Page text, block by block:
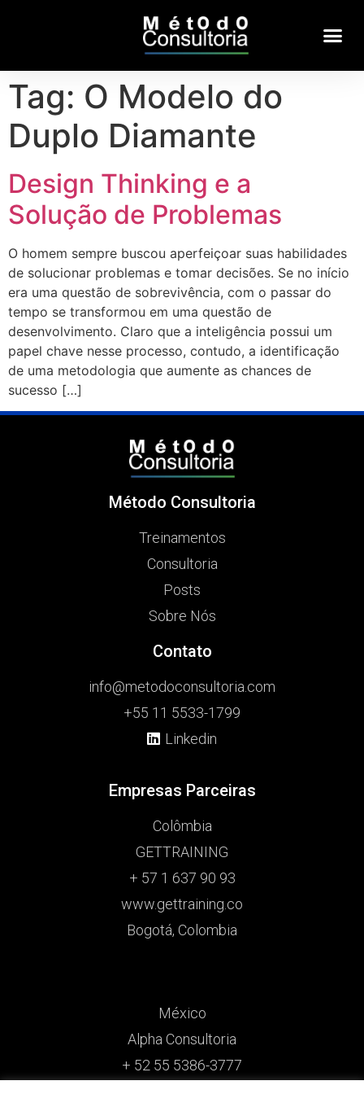
Tag: O Modelo do
Duplo Diamante
Design Thinking e a
Solução de Problemas
O homem sempre buscou aperfeiçoar suas habilidades
de solucionar problemas e tomar decisões. Se no início
era uma questão de sobrevivência, com o passar do
tempo se transformou em uma questão de
desenvolvimento. Claro que a inteligência possui um
papel chave nesse processo, contudo, a identificação
de uma metodologia que aumente as chances de
sucesso […]
Método Consultoria
Treinamentos
Consultoria
Posts
Sobre Nós
Contato
info@metodoconsultoria.com
+55 11 5533-1799
Linkedin
Empresas Parceiras
Colômbia
GETTRAINING
+ 57 1 637 90 93
www.gettraining.co
Bogotá, Colombia
México
Alpha Consultoria
+ 52 55 5386-3777